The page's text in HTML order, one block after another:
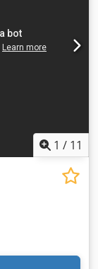
1 / 11